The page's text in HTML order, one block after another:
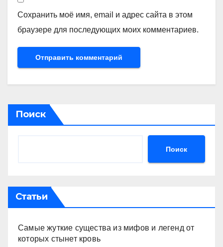
Сохранить моё имя, email и адрес сайта в этом
браузере для последующих моих комментариев.
Поиск
Поиск
Статьи
Самые жуткие существа из мифов и легенд от
которых стынет кровь